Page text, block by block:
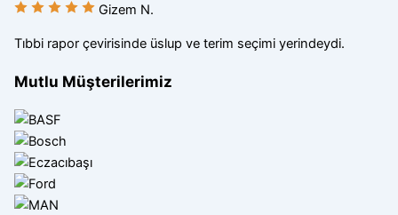
Gizem N.
Tıbbi rapor çevirisinde üslup ve terim seçimi yerindeydi.
Mutlu Müşterilerimiz